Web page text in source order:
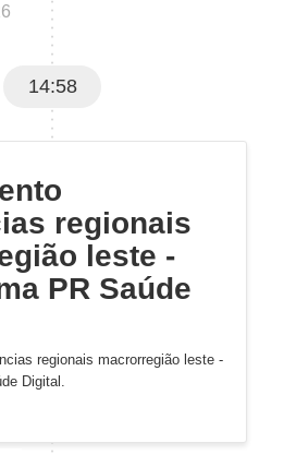
14:58
regionais
leste -
PR Saúde
regionais macrorregião leste -
Digital.